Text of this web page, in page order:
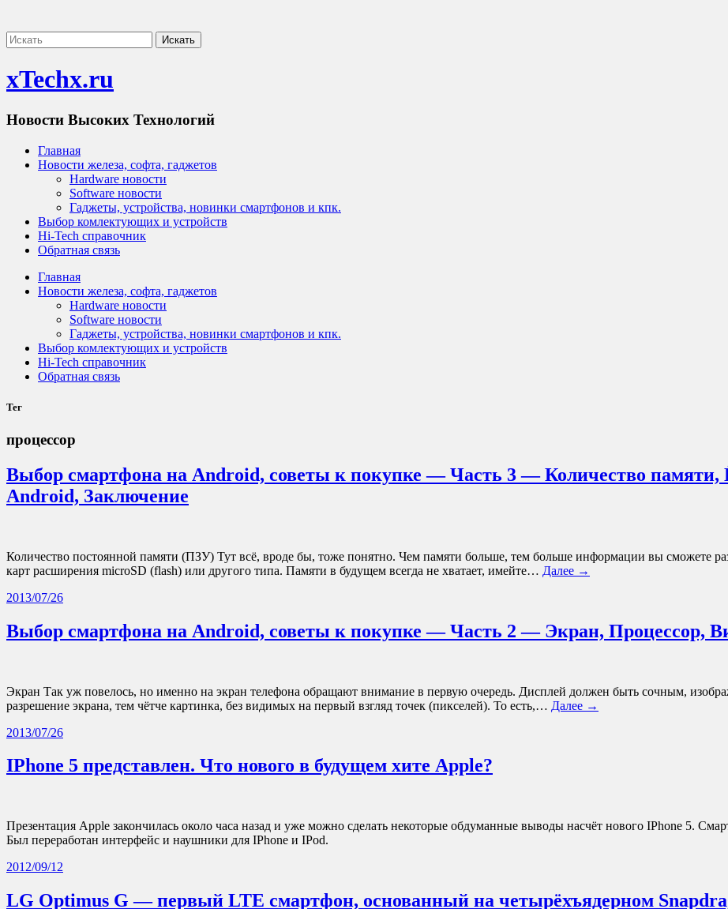
xTechx.ru
Новости Высоких Технологий
Главная
Новости железа, софта, гаджетов
Hardware новости
Software новости
Гаджеты, устройства, новинки смартфонов и кпк.
Выбор комлектующих и устройств
Hi-Tech справочник
Обратная связь
Главная
Новости железа, софта, гаджетов
Hardware новости
Software новости
Гаджеты, устройства, новинки смартфонов и кпк.
Выбор комлектующих и устройств
Hi-Tech справочник
Обратная связь
Тег
процессор
Выбор смартфона на Android, советы к покупке — Часть 3 — Количество памяти,
Android, Заключение
Количество постоянной памяти (ПЗУ) Тут всё, вроде бы, тоже понятно. Чем памяти больше, тем больше информации вы сможете
карт расширения microSD (flash) или другого типа. Памяти в будущем всегда не хватает, имейте… Далее →
2013/07/26
Выбор смартфона на Android, советы к покупке — Часть 2 — Экран, Процессор,
Экран Так уж повелось, но именно на экран телефона обращают внимание в первую очередь. Дисплей должен быть сочным,
разрешение экрана, тем чётче картинка, без видимых на первый взгляд точек (пикселей). То есть,… Далее →
2013/07/26
IPhone 5 представлен. Что нового в будущем хите Apple?
Презентация Apple закончилась около часа назад и уже можно сделать некоторые обдуманные выводы насчёт нового IPhone 5.
Был переработан интерфейс и наушники для IPhone и IPod.
2012/09/12
LG Optimus G — первый LTE смартфон, основанный на четырёхъядерном